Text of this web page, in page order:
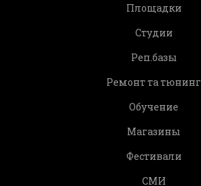
Площадки
Студии
Реп.базы
Ремонт та тюнинг
Обучение
Магазины
Фестивали
СМИ